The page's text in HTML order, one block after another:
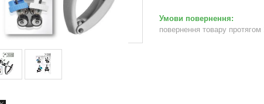
повернення товару протягом